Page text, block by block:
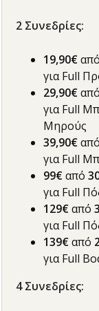
2 Συνεδρίες:
19,90€από
για Full
29,90€από
για Full
Μηρούς
39,90€από
για Full
99€από
για Full
129€από
για Full
139€από
για Full
4 Συνεδρίες: